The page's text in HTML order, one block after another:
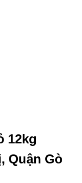
12kg
Quận Gò